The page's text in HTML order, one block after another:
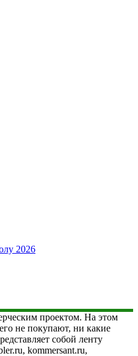
2026
проектом. На этом
не покупают, ни какие
собой ленту
kommersant.ru,